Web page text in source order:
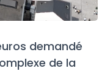
demandé
de la